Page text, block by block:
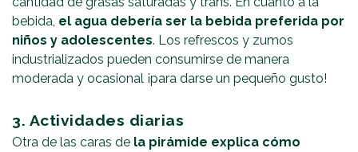
bebida, el agua debería ser la bebida preferida por
niños y adolescentes. Los refrescos y zumos
industrializados pueden consumirse de manera
moderada y ocasional ¡para darse un pequeño gusto!
3. Actividades diarias
Otra de las caras de la pirámide explica cómo